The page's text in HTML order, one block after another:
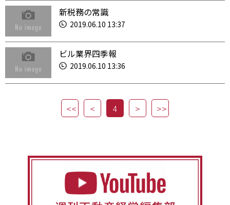
新税務の常識
2019.06.10 13:37
ビル業界四季報
2019.06.10 13:36
4